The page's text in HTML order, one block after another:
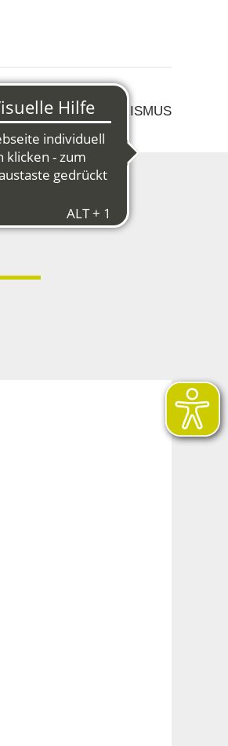
KULTUR & TOURISMUS